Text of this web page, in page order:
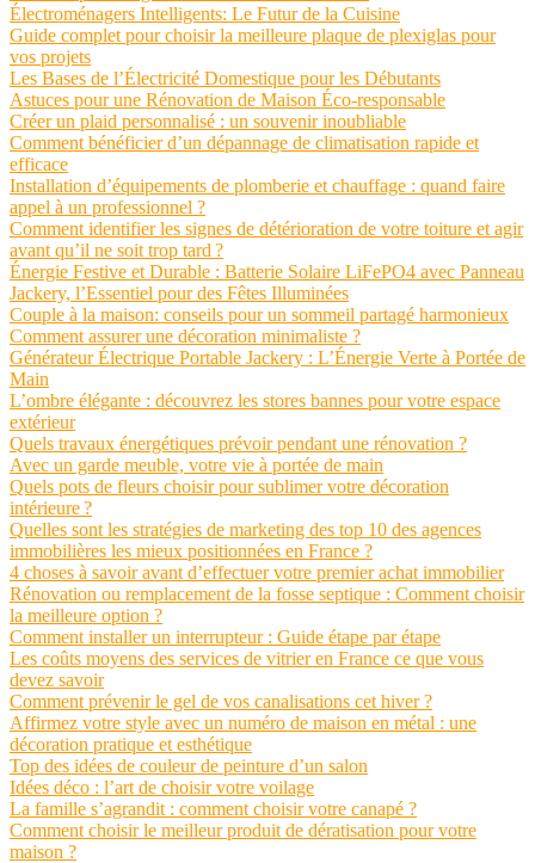
Électroménagers Intelligents: Le Futur de la Cuisine
Guide complet pour choisir la meilleure plaque de plexiglas pour
vos projets
Les Bases de l’Électricité Domestique pour les Débutants
Astuces pour une Rénovation de Maison Éco-responsable
Créer un plaid personnalisé : un souvenir inoubliable
Comment bénéficier d’un dépannage de climatisation rapide et
efficace
Installation d’équipements de plomberie et chauffage : quand faire
appel à un professionnel ?
Comment identifier les signes de détérioration de votre toiture et agir
avant qu’il ne soit trop tard ?
Énergie Festive et Durable : Batterie Solaire LiFePO4 avec Panneau
Jackery, l’Essentiel pour des Fêtes Illuminées
Couple à la maison: conseils pour un sommeil partagé harmonieux
Comment assurer une décoration minimaliste ?
Générateur Électrique Portable Jackery : L’Énergie Verte à Portée de
Main
L’ombre élégante : découvrez les stores bannes pour votre espace
extérieur
Quels travaux énergétiques prévoir pendant une rénovation ?
Avec un garde meuble, votre vie à portée de main
Quels pots de fleurs choisir pour sublimer votre décoration
intérieure ?
Quelles sont les stratégies de marketing des top 10 des agences
immobilières les mieux positionnées en France ?
4 choses à savoir avant d’effectuer votre premier achat immobilier
Rénovation ou remplacement de la fosse septique : Comment choisir
la meilleure option ?
Comment installer un interrupteur : Guide étape par étape
Les coûts moyens des services de vitrier en France ce que vous
devez savoir
Comment prévenir le gel de vos canalisations cet hiver ?
Affirmez votre style avec un numéro de maison en métal : une
décoration pratique et esthétique
Top des idées de couleur de peinture d’un salon
Idées déco : l’art de choisir votre voilage
La famille s’agrandit : comment choisir votre canapé ?
Comment choisir le meilleur produit de dératisation pour votre
maison ?